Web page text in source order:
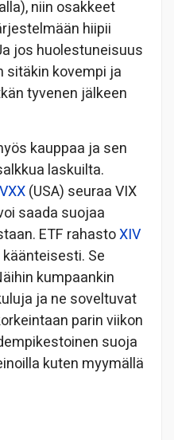
niin osakkeet
hiipii
jos huolestuneisuus
sitäkin kovempi ja
tyvenen jälkeen
kauppaa ja sen
laskuilta.
VXX(USA) seuraa VIX
saada suojaa
ETF rahastoXIV
Se
kumpaankin
ja ne soveltuvat
parin viikon
suoja
kuten myymällä